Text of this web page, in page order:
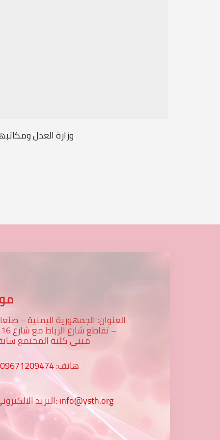
وزارة العدل
العنوان: الجمهورية اليمنية –
مبنى كلية المجتمع
هاتف:
البريد الالكتروني:info@ysth.org